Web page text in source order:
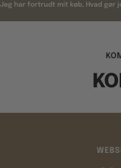
Jeg har fortrudt mit køb, Hvad gør